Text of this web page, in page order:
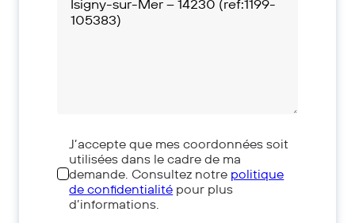
J’accepte que mes coordonnées soit
utilisées dans le cadre de ma
demande. Consultez notre politique
de confidentialité pour plus
d’informations.